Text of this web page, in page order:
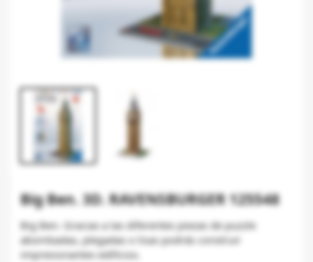
Big Ben. 3D. RAVENSBURGER 125548
Big Ben. Gracias a las diferentes piezas de puzzle
abombadas, plegadas o lisas podrás construir
impresionantes edificios.